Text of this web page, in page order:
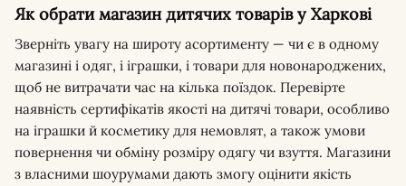
Як обрати магазин дитячих товарів у Харкові
Зверніть увагу на широту асортименту — чи є в одному
магазині і одяг, і іграшки, і товари для новонароджених,
щоб не витрачати час на кілька поїздок. Перевірте
наявність сертифікатів якості на дитячі товари, особливо
на іграшки й косметику для немовлят, а також умови
повернення чи обміну розміру одягу чи взуття. Магазини
з власними шоурумами дають змогу оцінити якість